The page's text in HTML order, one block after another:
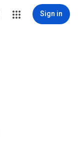
Sign in